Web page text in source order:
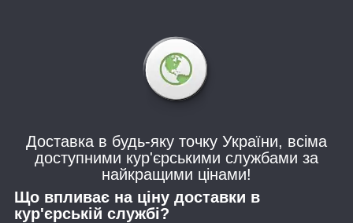
Доставка в будь-яку точку України, всіма
доступними кур'єрськими службами за
найкращими цінами!
Що впливає на ціну доставки в
кур'єрській службі?